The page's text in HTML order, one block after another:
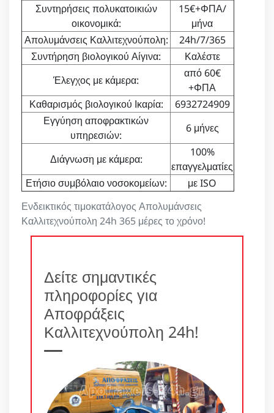
Ενδεικτικός τιμοκατάλογος Απολυμάνσεις
Καλλιτεχνούπολη 24h 365 μέρες το χρόνο!
Συντηρήσεις πολυκατοικιών
οικονομικά:
15€+ΦΠΑ/
μήνα
Απολυμάνσεις Καλλιτεχνούπολη:
24h/7/365
Συντήρηση βιολογικού Αίγινα:
Καλέστε
Έλεγχος με κάμερα:
από 60€
+ΦΠΑ
Καθαρισμός βιολογικού Ικαρία:
6932724909
Εγγύηση αποφρακτικών
υπηρεσιών:
6 μήνες
Διάγνωση με κάμερα:
100%
επαγγελματίες
Ετήσιο συμβόλαιο νοσοκομείων:
με ISO
Δείτε σημαντικές
πληροφορίες για
Αποφράξεις
Καλλιτεχνούπολη 24h!